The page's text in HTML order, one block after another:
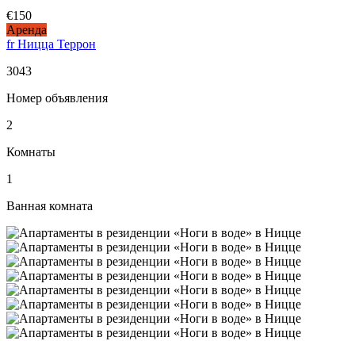
€150
Аренда
fr Ницца Террон
3043
Номер объявления
2
Комнаты
1
Ванная комната